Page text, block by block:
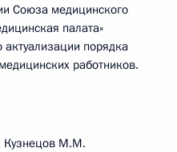
Союза медицинского
палата»
порядка
работников.
Кузнецов М.М.